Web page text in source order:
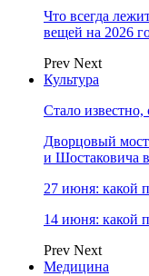
Что всегда
вещей на 2026
Prev Next
Культура
Стало известно,
Дворцовый мост
и Шостаковича
27 июня: какой
14 июня: какой
Prev Next
Медицина